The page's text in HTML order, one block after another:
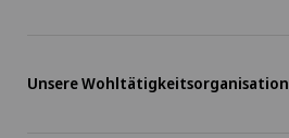
Unsere Wohltätigkeitsorganisation